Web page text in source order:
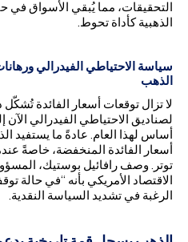
التحقيقات، مما يُبقي الأسواق في
الذهبية كأداة تحوط.
سياسة الاحتياطي الفيدرالي
الذهب
لا تزال توقعات أسعار الفائدة تُشكّل
أساس لهذا العام. عادةً ما يستفيد
أسعار الفائدة المنخفضة، خاصةً
توتر. وصف رافائيل بوستيك،
الاقتصاد الأمريكي بأنه “في حالة
الرغبة في تشديد السياسة النقدية.